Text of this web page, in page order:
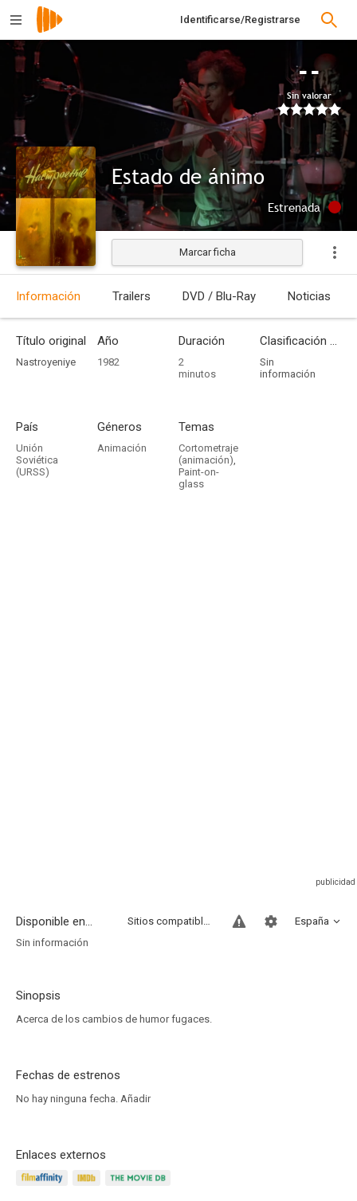
Identificarse/Registrarse
--
Sin valorar
Estado de ánimo
Estrenada
Marcar ficha
Información Trailers DVD / Blu-Ray Noticias
Título original
Nastroyeniye
Año
1982
Duración
2
minutos
Clasificación por edades
Sin
información
País
Unión
Soviética
(URSS)
Géneros
Animación
Temas
Cortometraje
(animación),
Paint-on-
glass
Disponible en... España
Sitios compatibles
Sin información
Sinopsis
Acerca de los cambios de humor fugaces.
Fechas de estrenos
No hay ninguna fecha. Añadir
Enlaces externos